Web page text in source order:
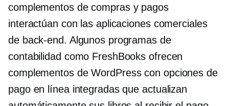
complementos de compras y pagos
interactúan con las aplicaciones comerciales
de back-end. Algunos programas de
contabilidad como FreshBooks ofrecen
complementos de WordPress con opciones de
pago en línea integradas que actualizan